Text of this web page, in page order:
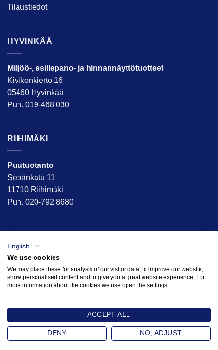
Tilaustiedot
HYVINKÄÄ
Miljöö-, esillepano- ja hinnannäyttötuotteet
Kivikonkierto 16
05460 Hyvinkää
Puh. 019-468 030
RIIHIMÄKI
Puutuotanto
Sepänkatu 11
11710 Riihimäki
Puh. 020-792 8680
Copyright 2026 ©Kariplast
English
We use cookies
We may place these for analysis of our visitor data, to improve our website,
show personalised content and to give you a great website experience. For
more information about the cookies we use open the settings.
ACCEPT ALL
DENY NO, ADJUST